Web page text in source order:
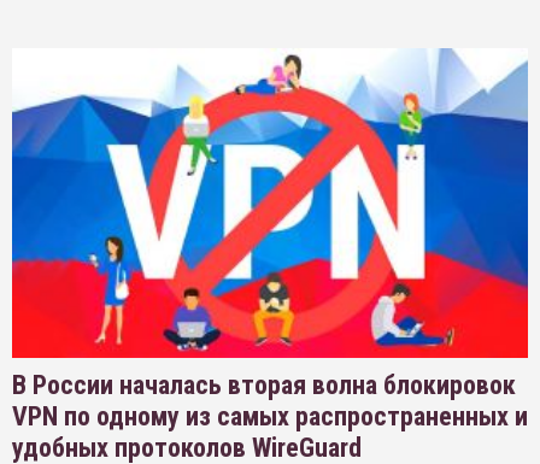
В России началась вторая волна блокировок
VPN по одному из самых распространенных и
удобных протоколов WireGuard